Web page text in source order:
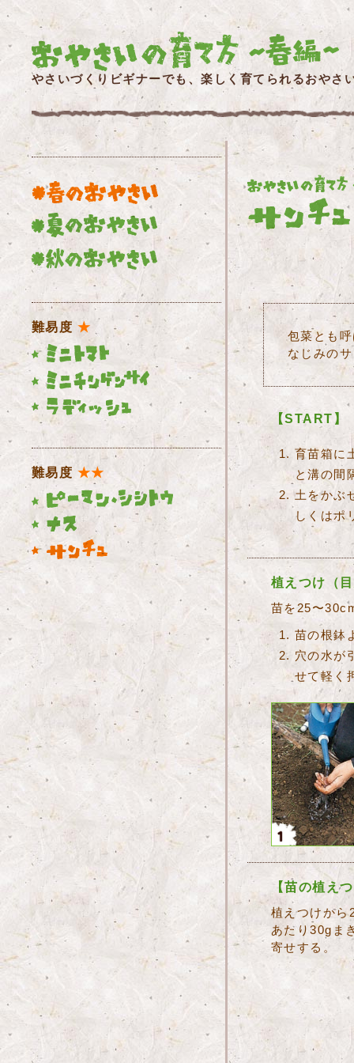
やさいづくりビギナーでも、楽しく育てられるおやさ
難易度 ★
難易度 ★★
包菜とも
なじみの
【START
育苗箱に
と溝の間
土をかぶ
しくはポ
植えつけ（
苗を25〜
苗の根鉢
穴の水が
せて軽く
【苗の植え
植えつけから
あたり30gま
寄せする。